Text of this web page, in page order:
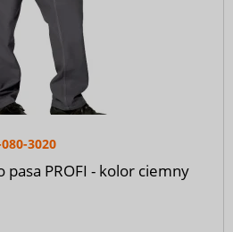
3020
pasa PROFI - kolor ciemny